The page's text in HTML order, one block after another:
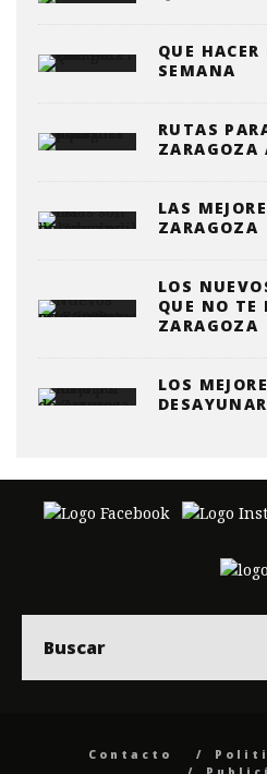
QUE
SEMANA
RUTAS
ZARAGOZA
LAS
ZARAGOZA
LOS
QUE NO TE
ZARAGOZA
LOS
Contacto